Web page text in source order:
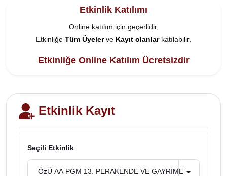
Etkinlik Katılımı
Online katılım için geçerlidir,
Etkinliğe Tüm Üyelerve Kayıt olanlar katılabilir.
Etkinliğe Online Katılım Ücretsizdir
Etkinlik Kayıt
Seçili Etkinlik
ÖzÜ AA PGM 13. PERAKENDE VE GAYRİMENKUL